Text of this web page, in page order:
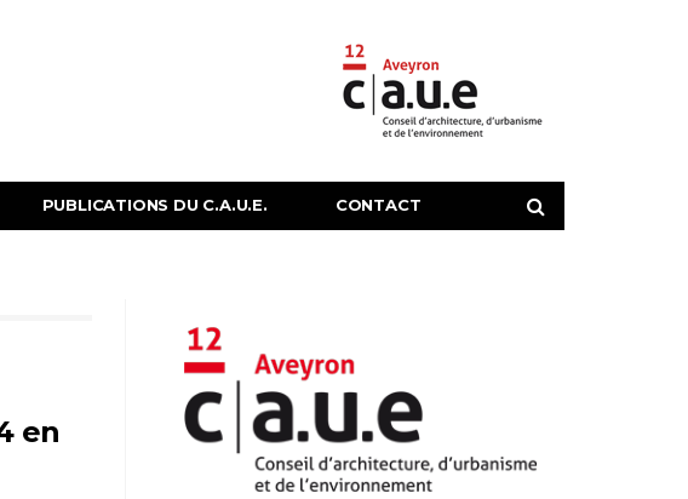
PUBLICATIONS DU C.A.U.E. CONTACT
en